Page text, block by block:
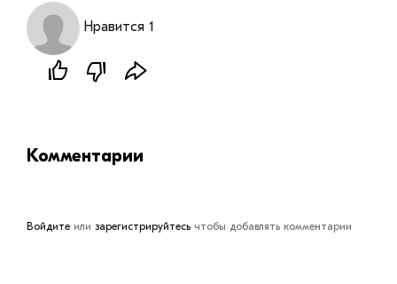
Нравится 1
Комментарии
Войдите или зарегистрируйтесь чтобы добавлять комментарии